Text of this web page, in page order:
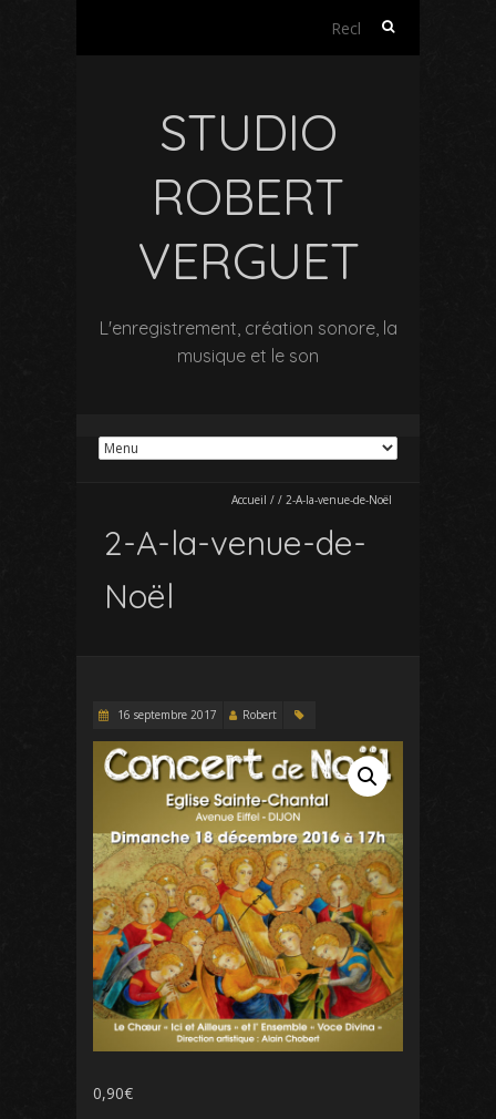
Rechercher :
STUDIO
ROBERT
VERGUET
L'enregistrement, création sonore, la
musique et le son
Accueil / / 2-A-la-venue-de-Noël
2-A-la-venue-de-
Noël
16 septembre 2017 Robert
0,90€